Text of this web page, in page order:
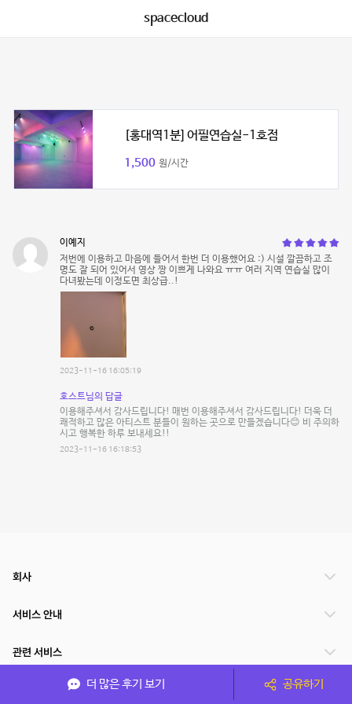
spacecloud
[홍대역1분] 어필연습실-1호점
1,500 원/시간
이예지
저번에 이용하고 마음에 들어서 한번 더 이용했어요 :) 시설 깔끔하고 조
명도 잘 되어 있어서 영상 짱 이쁘게 나와요 ㅠㅠ 여러 지역 연습실 많이
다녀봤는데 이정도면 최상급..!
2023-11-16 16:05:19
호스트님의 답글
이용해주셔서 감사드립니다! 매번 이용해주셔서 감사드립니다! 더욱 더
쾌적하고 많은 아티스트 분들이 원하는 곳으로 만들겠습니다😊 비 주의하
시고 행복한 하루 보내세요!!
2023-11-16 16:18:53
더 많은 후기 보기 공유하기
회사
서비스 안내
관련 서비스